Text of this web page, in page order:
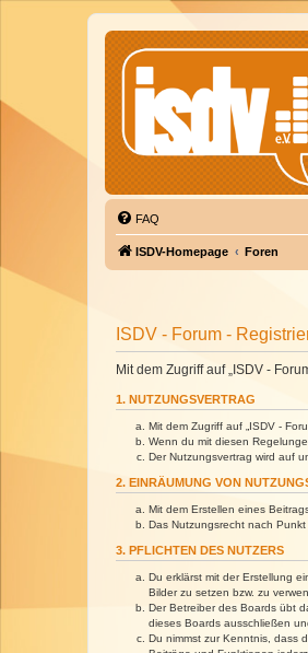
FAQ
ISDV-Homepage Foren
ISDV - Forum -
Mit dem Zugriff auf „ISDV -
1. NUTZUNGSVERTRAG
Mit dem Zugriff auf „ISDV -
Wenn du mit diesen
Der Nutzungsvertrag wird auf
2. EINRÄUMUNG VON
Mit dem Erstellen eines
Das Nutzungsrecht nach
3. PFLICHTEN DES NUTZERS
Du erklärst mit der Erstellung
Bilder zu setzen bzw. zu
Der Betreiber des Boards übt
dieses Boards ausschließen
Du nimmst zur Kenntnis, dass